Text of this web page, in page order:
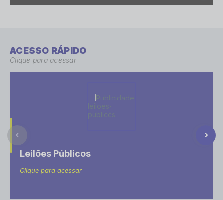
ACESSO RÁPIDO
Clique para acessar
Leilões Públicos
Clique para acessar